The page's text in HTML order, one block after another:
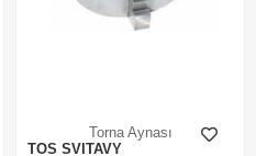
Torna Aynası
TOS SVITAVY